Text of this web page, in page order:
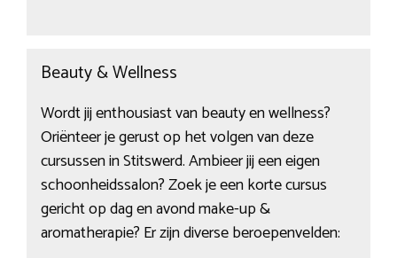
Beauty & Wellness
Wordt jij enthousiast van beauty en wellness?
Oriënteer je gerust op het volgen van deze
cursussen in Stitswerd. Ambieer jij een eigen
schoonheidssalon? Zoek je een korte cursus
gericht op dag en avond make-up &
aromatherapie? Er zijn diverse beroepenvelden: